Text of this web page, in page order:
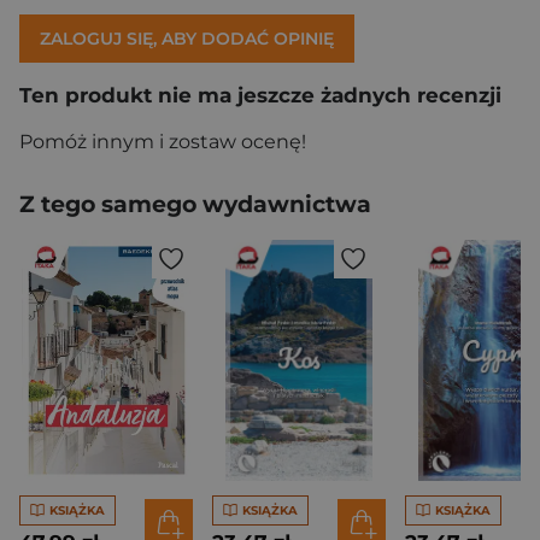
ZALOGUJ SIĘ, ABY DODAĆ OPINIĘ
Ten produkt nie ma jeszcze żadnych recenzji
Pomóż innym i zostaw ocenę!
Z tego samego wydawnictwa
KSIĄŻKA KSIĄŻKA KSIĄŻKA